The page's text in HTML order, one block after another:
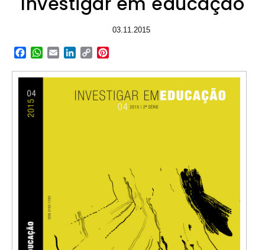
03.11.2015
Facebook
WhatsApp
EmailLinkedIn
Copy